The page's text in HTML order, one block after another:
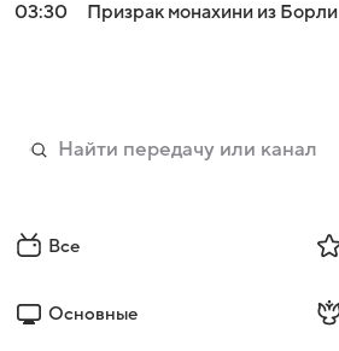
03:30
Призрак монахини из Борли
Все
Основные